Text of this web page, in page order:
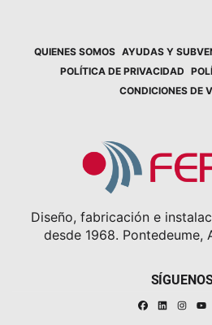
QUIENES SOMOS AYUDAS Y
POLÍTICA DE PRIVACIDAD
CONDICIONES DE
Diseño, fabricación e
desde 1968. Pontedeume,
FacebookLinkedin